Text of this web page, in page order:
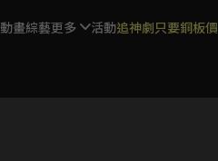
動畫綜藝更多 活動追神劇只要銅板價